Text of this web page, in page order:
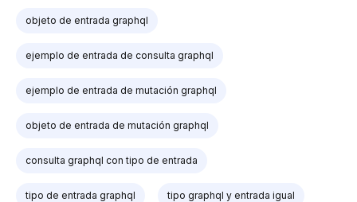
objeto de entrada graphql
ejemplo de entrada de consulta graphql
ejemplo de entrada de mutación graphql
objeto de entrada de mutación graphql
consulta graphql con tipo de entrada
tipo de entrada graphql tipo graphql y entrada igual